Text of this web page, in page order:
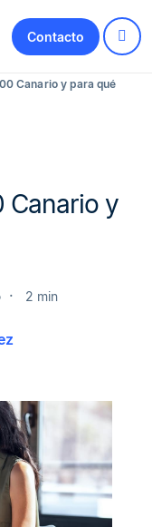
Contacto
Canario y para qué
Canario y
2 min